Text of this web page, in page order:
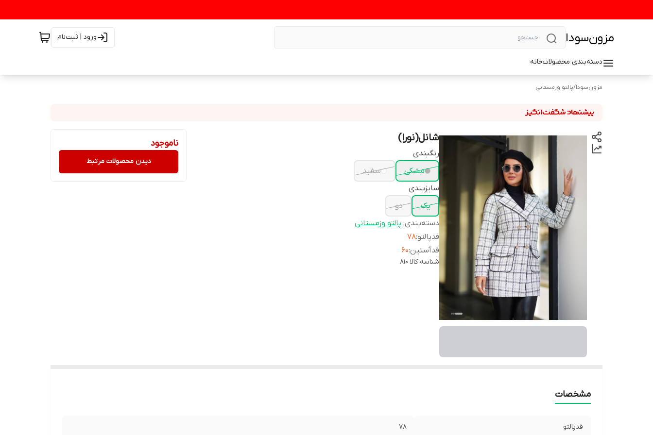
مزون‌سودا ورود | ثبت‌نام
دسته‌بندی محصولاتخانه
مزون‌سودا/پالتو وزمستانی
شانل(نورا)
رنگبندی
مشکی
سفید
سایزبندی
یک
دو
دسته‌بندی: پالتو وزمستانی
قدپالتو:۷۸
قدآستین:۶۰
شناسه کالا 810
ناموجود
دیدن محصولات مرتبط
مشخصات
قدپالتو ۷۸